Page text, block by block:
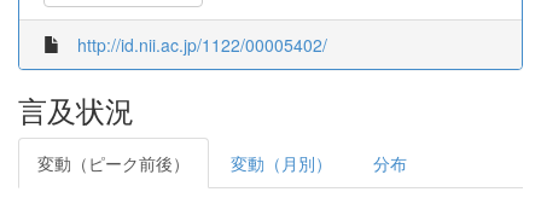
http://id.nii.ac.jp/1122/00005402/
言及状況
変動（ピーク前後） 変動（月別） 分布